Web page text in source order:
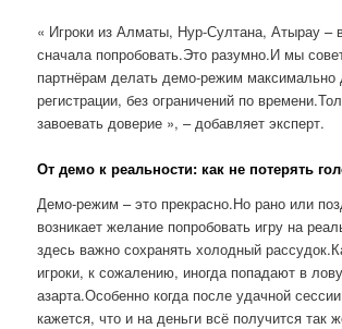
« Игроки из Алматы, Нур-Султана, Атырау –
сначала попробовать.Это разумно.И мы
партнёрам делать демо-режим
регистрации, без ограничений по
завоевать доверие », – добавляет эксперт.
От демо к реальности: как не потерять
Демо-режим – это прекрасно.Но рано или
возникает желание попробовать игру на
здесь важно сохранять холодный
игроки, к сожалению, иногда попадают в
азарта.Особенно когда после удачной
кажется, что и на деньги всё получится так